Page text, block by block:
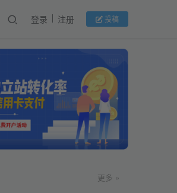
登录 注册 投稿
更多 »